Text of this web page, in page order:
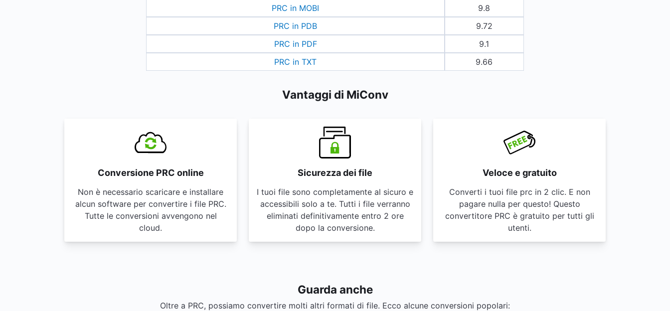
PRC in MOBI
9.8
PRC in PDB
9.72
PRC in PDF
9.1
PRC in TXT
9.66
Vantaggi di MiConv
Conversione PRC online
Non è necessario scaricare e installare
alcun software per convertire i file PRC.
Tutte le conversioni avvengono nel
cloud.
Sicurezza dei file
I tuoi file sono completamente al sicuro e
accessibili solo a te. Tutti i file verranno
eliminati definitivamente entro 2 ore
dopo la conversione.
Veloce e gratuito
Converti i tuoi file prc in 2 clic. E non
pagare nulla per questo! Questo
convertitore PRC è gratuito per tutti gli
utenti.
Guarda anche
Oltre a PRC, possiamo convertire molti altri formati di file. Ecco alcune conversioni popolari: